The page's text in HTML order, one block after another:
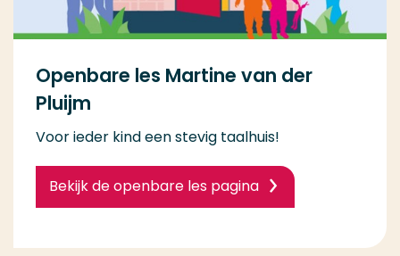
Openbare les Martine van der
Pluijm
Voor ieder kind een stevig taalhuis!
Bekijk de openbare les pagina